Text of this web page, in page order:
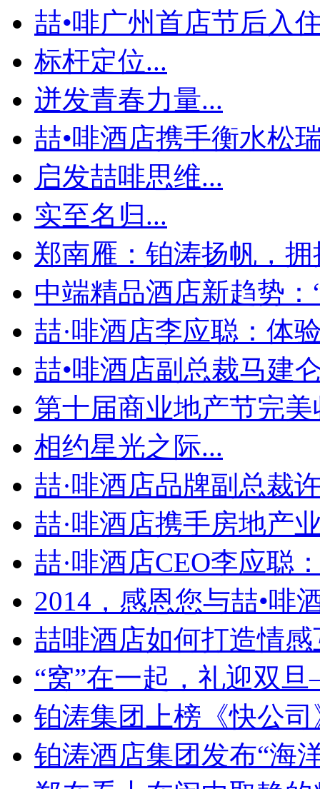
喆•啡广州首店节后入
标杆定位...
迸发青春力量...
喆•啡酒店携手衡水松
启发喆啡思维...
实至名归...
郑南雁：铂涛扬帆，
中端精品酒店新趋势：
喆·啡酒店李应聪：体
喆•啡酒店副总裁马建
第十届商业地产节完美
相约星光之际...
喆·啡酒店品牌副总裁
喆·啡酒店携手房地产
喆·啡酒店CEO李应聪
2014，感恩您与喆•啡
喆啡酒店如何打造情感
“窝”在一起，礼迎双
铂涛集团上榜《快公司
铂涛酒店集团发布“海